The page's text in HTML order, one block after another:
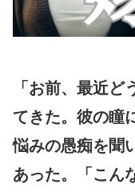
「お前、最近
てきた。彼の瞳
悩みの愚痴を聞
あった。「こん